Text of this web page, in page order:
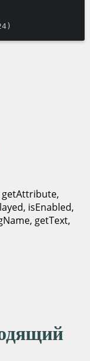
getAttribute,
isEnabled,
getText,